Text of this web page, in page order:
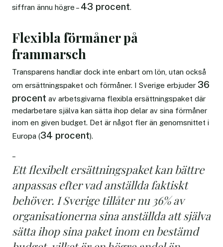
siffran ännu högre – 43 procent.
Flexibla förmåner på
frammarsch
Transparens handlar dock inte enbart om lön, utan också
om ersättningspaket och förmåner. I Sverige erbjuder 36
procent av arbetsgivarna flexibla ersättningspaket där
medarbetare själva kan sätta ihop delar av sina förmåner
inom en given budget. Det är något fler än genomsnittet i
Europa (34 procent).
–
Ett flexibelt ersättningspaket kan bättre
anpassas efter vad anställda faktiskt
behöver. I Sverige tillåter nu 36% av
organisationerna sina anställda att själva
sätta ihop sina paket inom en bestämd